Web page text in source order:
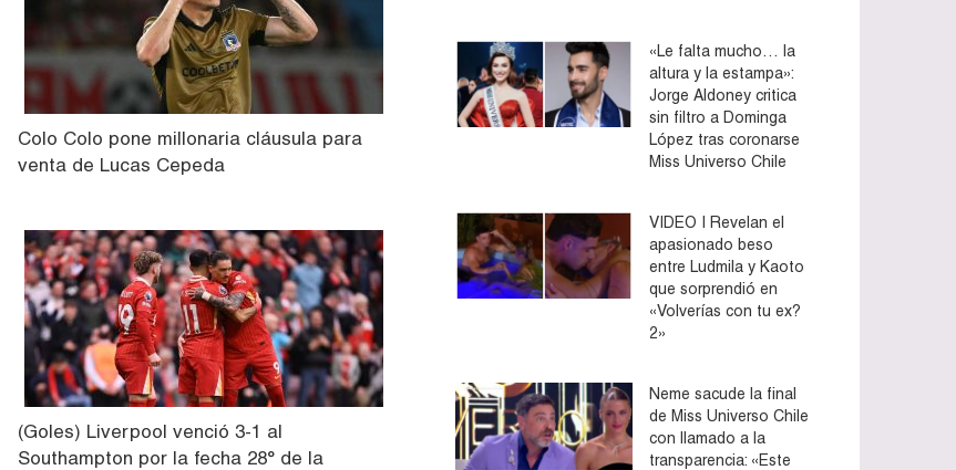
Colo Colo pone millonaria cláusula para
venta de Lucas Cepeda
(Goles) Liverpool venció 3-1 al
Southampton por la fecha 28° de la
«Le falta mucho… la
altura y la estampa»:
Jorge Aldoney critica
sin filtro a Dominga
López tras coronarse
Miss Universo Chile
VIDEO | Revelan el
apasionado beso
entre Ludmila y Kaoto
que sorprendió en
«Volverías con tu ex?
2»
Neme sacude la final
de Miss Universo Chile
con llamado a la
transparencia: «Este